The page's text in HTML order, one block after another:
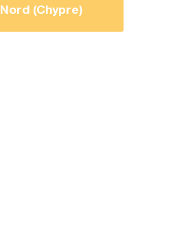
Nord (Chypre)